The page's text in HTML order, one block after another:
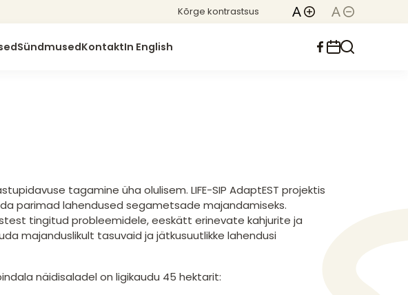
Kõrge kontrastsus
SündmusedKontaktIn English
tagamine üha olulisem. LIFE-SIP AdaptEST projektis
parimad lahendused segametsade majandamiseks.
tingitud probleemidele, eeskätt erinevate kahjurite ja
majanduslikult tasuvaid ja jätkusuutlikke lahendusi
näidisaladel on ligikaudu 45 hektarit: